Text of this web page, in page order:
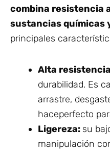
combina resistencia
sustancias químicas
principales
Alta
durabilidad. Es
arrastre,
haceperfecto
Ligereza: su
manipulación